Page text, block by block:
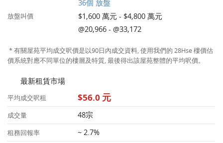
放盤叫價
36個 放盤
$1,600 萬元 - $4,800 萬元
@20,966 - @33,172
* 有關屋苑平均成交呎價是以90日內成交資料, 使用我們的 28Hse 樓價估
價系統對應不同單位的樓層及特質, 最後得出該屋苑整體的平均呎價。
最新租賃市場
平均成交呎租 $56.0 元
成交量 48宗
租務回報率 ~ 2.7%